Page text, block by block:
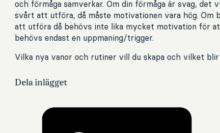
och förmåga samverkar. Om din förmåga är svag, det
svårt att utföra, då måste motivationen vara hög.
att utföra då behövs inte lika mycket motivation för
behövs endast en uppmaning/trigger.
Vilka nya vanor och rutiner vill du skapa och vilket
Dela inlägget